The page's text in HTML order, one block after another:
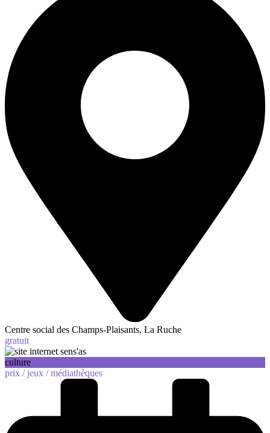
Centre social des Champs-Plaisants, La Ruche
gratuit
culture
prix /jeux /médiathèques